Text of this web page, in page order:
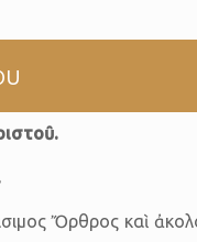
.
Ὄρθρος καὶ